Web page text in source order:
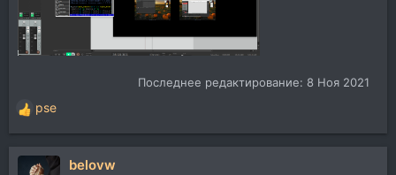
Последнее редактирование: 8 Ноя 2021
Р
е
а
pse
belovw